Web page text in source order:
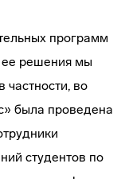
программ
ее решения мы
частности, во
была проведена
студентов по